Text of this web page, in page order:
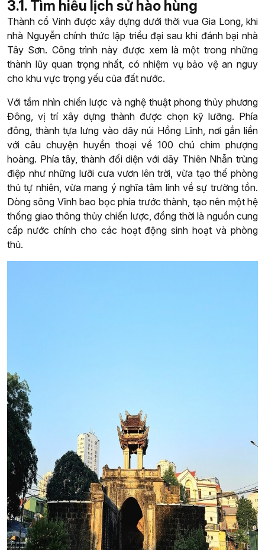
3.1. Tìm hiểu lịch sử hào hùng
Thành cổ Vinh được xây dựng dưới thời vua Gia Long, khi
nhà Nguyễn chính thức lập triều đại sau khi đánh bại nhà
Tây Sơn. Công trình này được xem là một trong những
thành lũy quan trọng nhất, có nhiệm vụ bảo vệ an nguy
cho khu vực trọng yếu của đất nước.
Với tầm nhìn chiến lược và nghệ thuật phong thủy phương
Đông, vị trí xây dựng thành được chọn kỹ lưỡng. Phía
đông, thành tựa lưng vào dãy núi Hồng Lĩnh, nơi gắn liền
với câu chuyện huyền thoại về 100 chú chim phượng
hoàng. Phía tây, thành đối diện với dãy Thiên Nhẫn trùng
điệp như những lưỡi cưa vươn lên trời, vừa tạo thế phòng
thủ tự nhiên, vừa mang ý nghĩa tâm linh về sự trường tồn.
Dòng sông Vĩnh bao bọc phía trước thành, tạo nên một hệ
thống giao thông thủy chiến lược, đồng thời là nguồn cung
cấp nước chính cho các hoạt động sinh hoạt và phòng
thủ.